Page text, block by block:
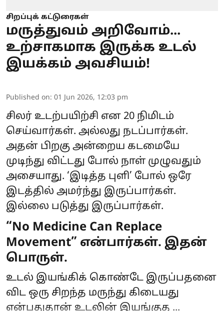
சிறப்புக் கட்டுரைகள்
மருத்துவம் அறிவோம்...
உற்சாகமாக இருக்க உடல்
இயக்கம் அவசியம்!
Published on: 01 Jun 2026, 12:03 pm
சிலர் உடற்பயிற்சி என 20 நிமிடம்
செய்வார்கள். அல்லது நடப்பார்கள்.
அதன் பிறகு அன்றைய கடமையே
முடிந்து விட்டது போல் நாள் முழுவதும்
அசையாது. ‘இடித்த புளி’ போல் ஒரே
இடத்தில் அமர்ந்து இருப்பார்கள்.
இல்லை படுத்து இருப்பார்கள்.
“No Medicine Can Replace
Movement” என்பார்கள். இதன்
பொருள்.
உடல் இயங்கிக் கொண்டே இருப்பதனை
விட ஒரு சிறந்த மருந்து கிடையது
என்பதுதான் உடலின் இயங்குத ...